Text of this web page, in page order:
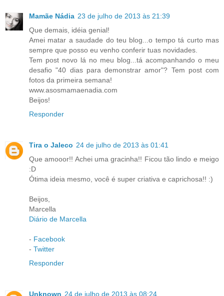
Mamãe Nádia 23 de julho de 2013 às 21:39
Que demais, idéia genial!
Amei matar a saudade do teu blog...o tempo tá curto mas
sempre que posso eu venho conferir tuas novidades.
Tem post novo lá no meu blog...tá acompanhando o meu
desafio "40 dias para demonstrar amor"? Tem post com
fotos da primeira semana!
www.asosmamaenadia.com
Beijos!
Responder
Tira o Jaleco 24 de julho de 2013 às 01:41
Que amooor!! Achei uma gracinha!! Ficou tão lindo e meigo
:D
Ótima ideia mesmo, você é super criativa e caprichosa!! :)
Beijos,
Marcella
Diário de Marcella
- Facebook
- Twitter
Responder
Unknown 24 de julho de 2013 às 08:24